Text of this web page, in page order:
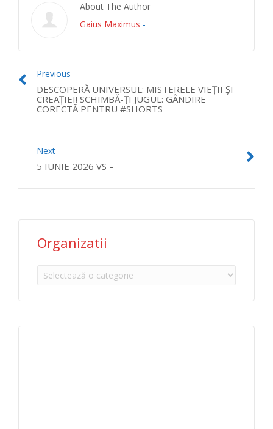
About The Author
Gaius Maximus -
Previous
DESCOPERĂ UNIVERSUL: MISTERELE VIEȚII ȘI
CREAȚIEI! SCHIMBĂ-ȚI JUGUL: GÂNDIRE
CORECTĂ PENTRU #SHORTS
Next
5 IUNIE 2026 VS –
Organizatii
Organizatii